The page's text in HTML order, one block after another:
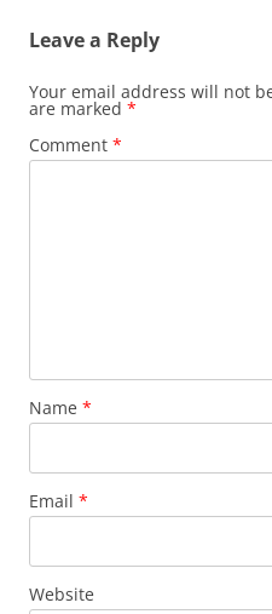
Leave a Reply
Your email address will not
are marked *
Comment *
Name *
Email *
Website